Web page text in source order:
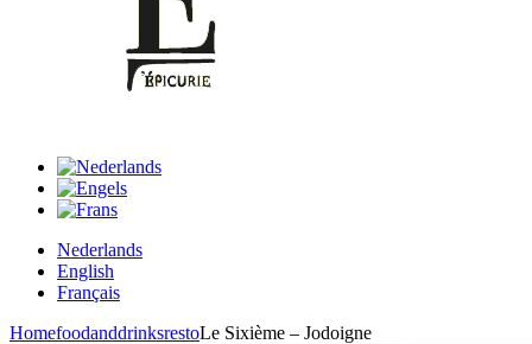
Nederlands
English
Français
HomefoodanddrinksrestoLe Sixième – Jodoigne